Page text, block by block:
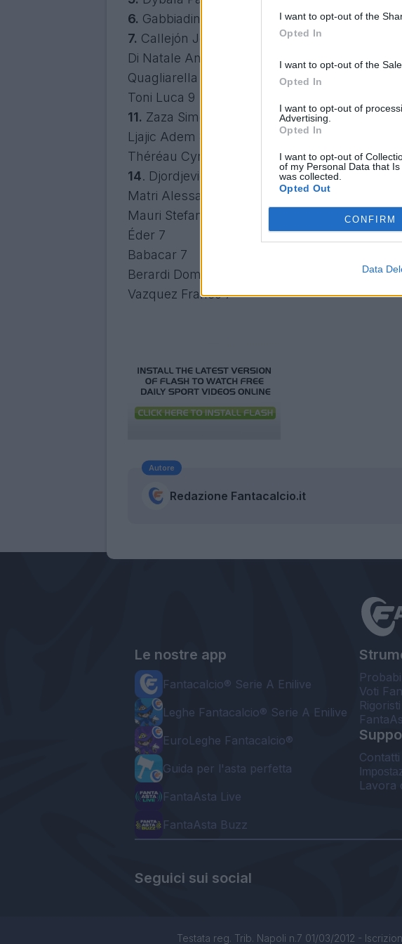
I want to opt-out of the
Opted In
I want to opt-out of the
Opted In
I want to opt-out of
Advertising.
Opted In
I want to opt-out of
of my Personal Data that
was collected.
Opted Out
CONFIRM
Data
6. Gabbiadini Manolo (Sampdoria 7, Napoli 3)
7. Callejón José María 9
Di Natale Antonio 9
Quagliarella Fabio 9
Toni Luca 9
11. Zaza Simone 8
Ljajic Adem 8
Théréau Cyril 8
14. Djordjevic Filip 7
Matri Alessandro 7
Mauri Stefano 7
Éder 7
Babacar 7
Berardi Domenico 7
Vazquez Franco 7
Autore
Redazione Fantacalcio.it
Le nostre app
Fantacalcio® Serie A Enilive
Leghe Fantacalcio® Serie A Enilive
EuroLeghe Fantacalcio®
Guida per l'asta perfetta
FantaAsta Live
FantaAsta Buzz
Voti
Contatti
Lavora
Seguici sui social
Testata reg. Trib. Napoli n.7 01/03/2012 -